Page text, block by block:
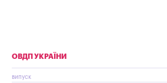
ОВДП УКРАЇНИ
випуск